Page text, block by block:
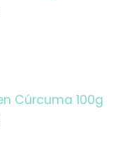
Cúrcuma 100g